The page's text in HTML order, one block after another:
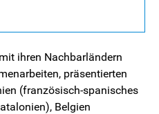
ihren Nachbarländern
präsentierten
(französisch-spanisches
Belgien